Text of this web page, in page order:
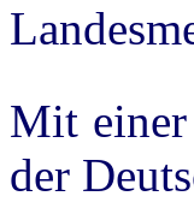
Mit
der